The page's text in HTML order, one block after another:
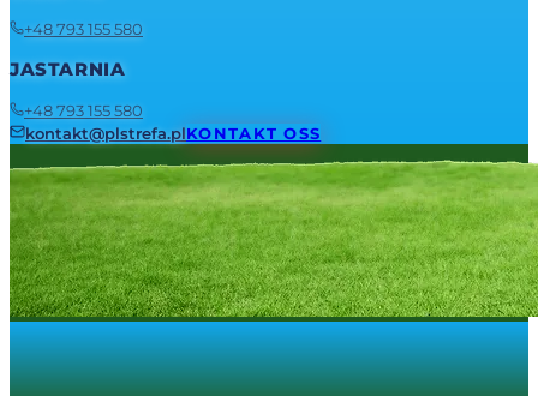
+48 793 155 580
JASTARNIA
+48 793 155 580
kontakt@plstrefa.plKONTAKT OSS